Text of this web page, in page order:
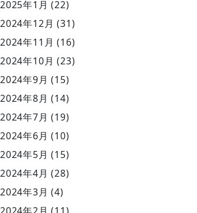
2025年1月 (22)
2024年12月 (31)
2024年11月 (16)
2024年10月 (23)
2024年9月 (15)
2024年8月 (14)
2024年7月 (19)
2024年6月 (10)
2024年5月 (15)
2024年4月 (28)
2024年3月 (4)